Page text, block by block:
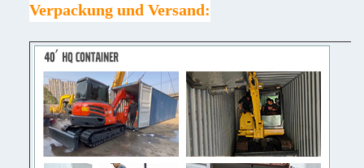
Verpackung und Versand: